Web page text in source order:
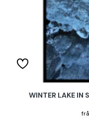
WINTER LAKE IN